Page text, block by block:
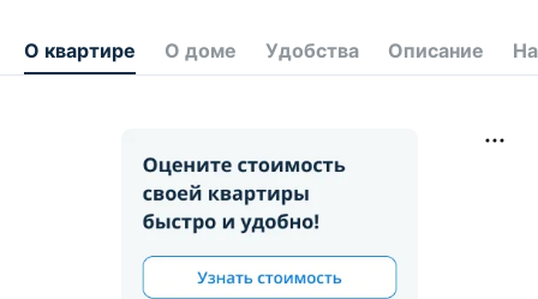
О квартире О доме Удобства Описание